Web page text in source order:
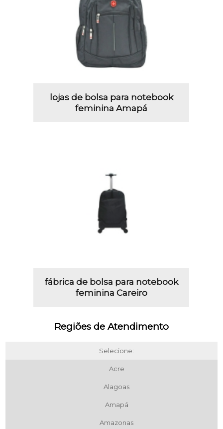
lojas de bolsa para notebook
feminina Amapá
fábrica de bolsa para notebook
feminina Careiro
Regiões de Atendimento
Selecione:
Acre
Alagoas
Amapá
Amazonas